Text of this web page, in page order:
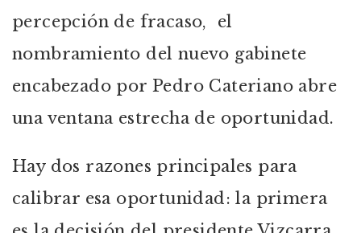
percepción de fracaso, el
nombramiento del nuevo gabinete
encabezado por Pedro Cateriano abre
una ventana estrecha de oportunidad.
Hay dos razones principales para
calibrar esa oportunidad: la primera